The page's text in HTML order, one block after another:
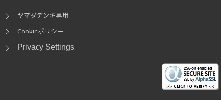
ヤマダデンキ専用
Cookieポリシー
Privacy Settings